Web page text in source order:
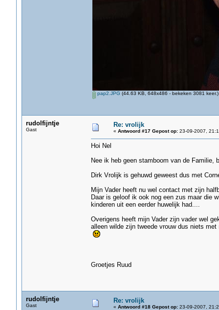
pap2.JPG (44.63 KB, 648x486 - bekeken 3081 keer.)
rudolfijntje
Gast
Re: vrolijk
« Antwoord #17 Gepost op:23-09-2007,
Hoi Nel
Nee ik heb geen stamboom van de Familie,
Dirk Vrolijk is gehuwd geweest dus met
Mijn Vader heeft nu wel contact met zijn
Daar is geloof ik ook nog een zus maar die
kinderen uit een eerder huwelijk had....
Overigens heeft mijn Vader zijn vader wel
alleen wilde zijn tweede vrouw dus niets
Groetjes Ruud
rudolfijntje
Gast
Re: vrolijk
« Antwoord #18 Gepost op:23-09-2007,